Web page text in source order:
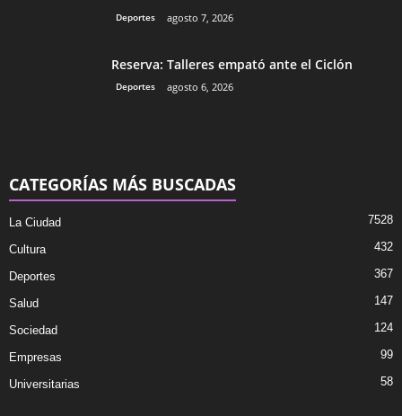
Deportes agosto 7, 2026
Reserva: Talleres empató ante el Ciclón
Deportes agosto 6, 2026
CATEGORÍAS MÁS BUSCADAS
La Ciudad 7528
Cultura 432
Deportes 367
Salud 147
Sociedad 124
Empresas 99
Universitarias 58